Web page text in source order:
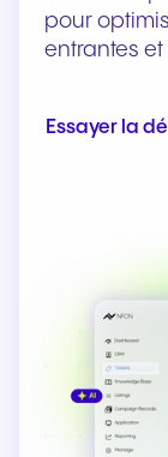
pour
entrantes et
Essayer la